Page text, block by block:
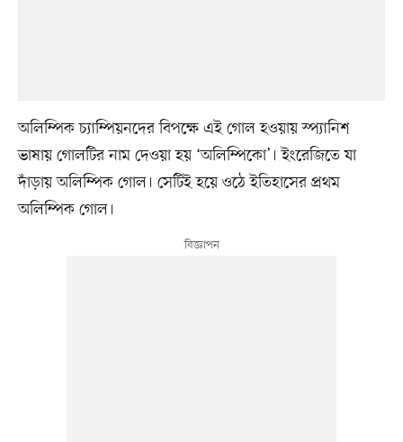
অলিম্পিক চ্যাম্পিয়নদের বিপক্ষে এই গোল হওয়ায় স্প্যানিশ
ভাষায় গোলটির নাম দেওয়া হয় ‘অলিম্পিকো’। ইংরেজিতে যা
দাঁড়ায় অলিম্পিক গোল। সেটিই হয়ে ওঠে ইতিহাসের প্রথম
অলিম্পিক গোল।